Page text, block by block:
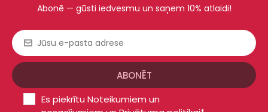
Abonē — gūsti iedvesmu un saņem 10% atlaidi!
Es piekrītu Noteikumiem un